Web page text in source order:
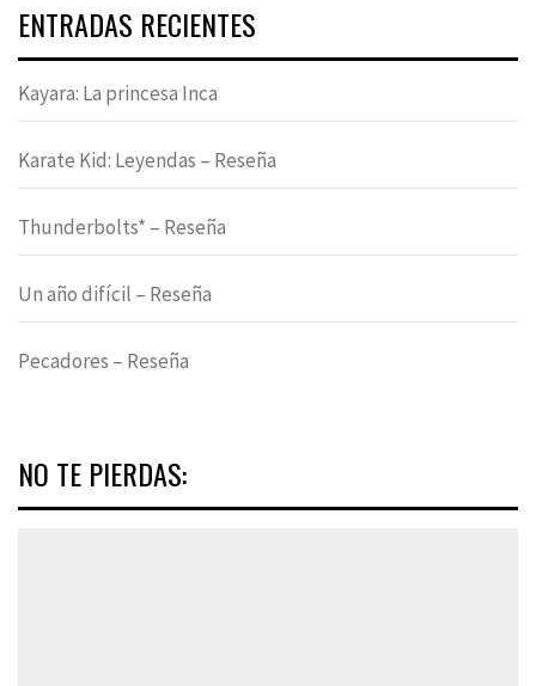
ENTRADAS RECIENTES
Kayara: La princesa Inca
Karate Kid: Leyendas – Reseña
Thunderbolts* – Reseña
Un año difícil – Reseña
Pecadores – Reseña
NO TE PIERDAS: